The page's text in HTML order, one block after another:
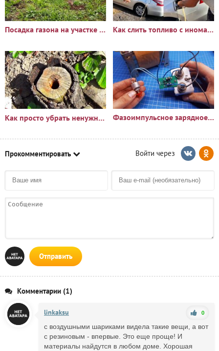
Посадка газона на участке с сорняками: опыт и результаты Как слить топливо с иномарки через горловину бака
Как просто убрать ненужный пень?🪵 Фазоимпульсное зарядное устройство своими руками
Прокомментировать
Отправить
Комментарии (1)
linkaksu 0
с воздушными шариками видела такие вещи, а вот
с резиновым - впервые. Это еще проще! И
материалы найдутся в любом доме. Хорошая